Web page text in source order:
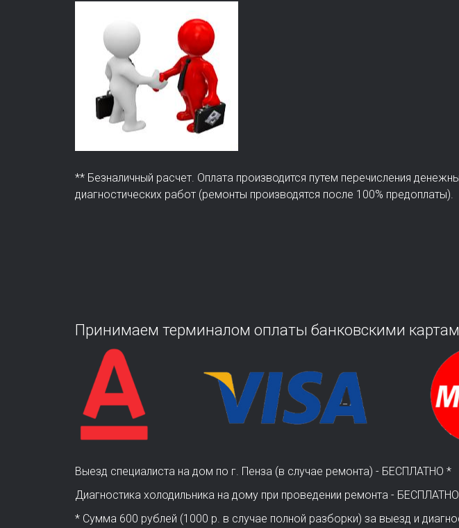
** Безналичный расчет. Оплата производится путем перечисления
диагностических работ (ремонты производятся после 100% предоплаты).
Принимаем терминалом оплаты банковскими
Выезд специалиста на дом по г. Пенза (в случае ремонта) - БЕСПЛАТНО *
Диагностика холодильника на дому при проведении ремонта -
* Сумма 600 рублей (1000 р. в случае полной разборки) за выезд и